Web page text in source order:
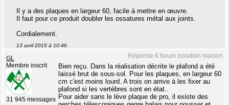
Il y a des plaques en largeur 60, facile à mettre en œuvre.
Il faut pour ce produit doubler les ossatures métal aux joints.
Cordialement.
13 avril 2015 à 10:46
Réponse 6 forum isolation maison
GL
Membre inscrit
31 945 messages
Bien reçu. Dans la réalisation décrite le plafond a été
laissé brut de sous-sol. Pour les plaques, en largeur 60
cm c'est moins lourd. A trois on arrive à les fixer au
plafond si les vertèbres sont en état..
Pour aider sans le lève plaque de pro, il existe des